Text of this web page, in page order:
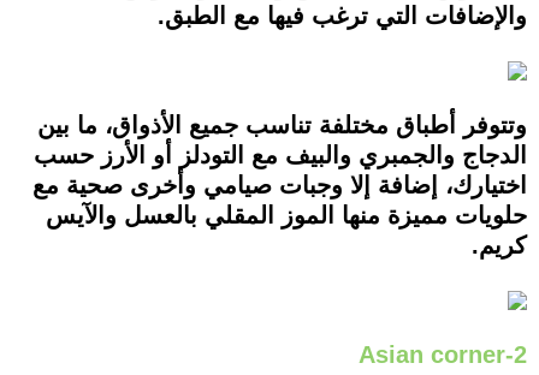
والإضافات التي ترغب فيها مع الطبق.
وتتوفر أطباق مختلفة تناسب جميع الأذواق، ما بين
الدجاج والجمبري والبيف مع التودلز أو الأرز حسب
اختيارك، إضافة إلا وجبات صيامي وأخرى صحية مع
حلويات مميزة منها الموز المقلي بالعسل والآيس
كريم.
2-Asian corner